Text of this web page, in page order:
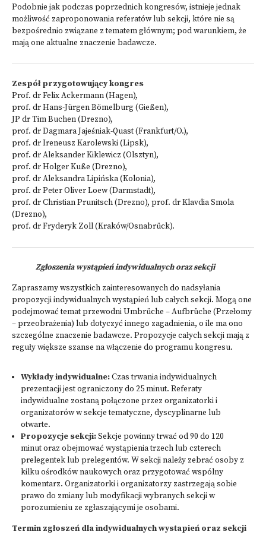
Podobnie jak podczas poprzednich kongresów, istnieje jednak
możliwość zaproponowania referatów lub sekcji, które nie są
bezpośrednio związane z tematem głównym; pod warunkiem, że
mają one aktualne znaczenie badawcze.
Zespół przygotowujący kongres
Prof. dr Felix Ackermann (Hagen),
prof. dr Hans-Jürgen Bömelburg (Gießen),
JP dr Tim Buchen (Drezno),
prof. dr Dagmara Jajeśniak-Quast (Frankfurt/O.),
prof. dr Ireneusz Karolewski (Lipsk),
prof. dr Aleksander Kiklewicz (Olsztyn),
prof. dr Holger Kuße (Drezno),
prof. dr Aleksandra Lipińska (Kolonia),
prof. dr Peter Oliver Loew (Darmstadt),
prof. dr Christian Prunitsch (Drezno), prof. dr Klavdia Smola
(Drezno),
prof. dr Fryderyk Zoll (Kraków/Osnabrück).
Zgłoszenia wystąpień indywidualnych oraz sekcji
Zapraszamy wszystkich zainteresowanych do nadsyłania
propozycji indywidualnych wystąpień lub całych sekcji. Mogą one
podejmować temat przewodni Umbrüche – Aufbrüche (Przełomy
– przeobrażenia) lub dotyczyć innego zagadnienia, o ile ma ono
szczególne znaczenie badawcze. Propozycje całych sekcji mają z
reguły większe szanse na włączenie do programu kongresu.
Wykłady indywidualne:Czas trwania indywidualnych
prezentacji jest ograniczony do 25 minut. Referaty
indywidualne zostaną połączone przez organizatorki i
organizatorów w sekcje tematyczne, dyscyplinarne lub
otwarte.
Propozycje sekcji:Sekcje powinny trwać od 90 do 120
minut oraz obejmować wystąpienia trzech lub czterech
prelegentek lub prelegentów. W sekcji należy zebrać osoby z
kilku ośrodków naukowych oraz przygotować wspólny
komentarz. Organizatorki i organizatorzy zastrzegają sobie
prawo do zmiany lub modyfikacji wybranych sekcji w
porozumieniu ze zgłaszającymi je osobami.
Termin zgłoszeń dla indywidualnych wystapień oraz sekcji